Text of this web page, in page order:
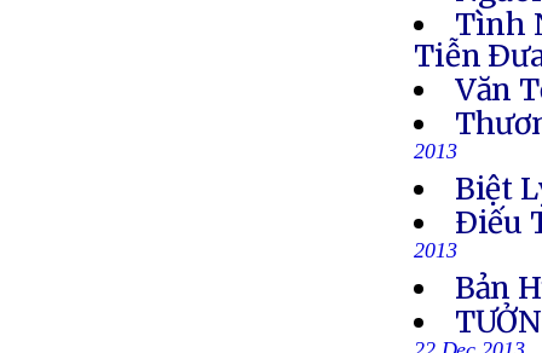
Tình
Tiễn
Văn
2013
Biệt
Ðiếu
2013
Bản